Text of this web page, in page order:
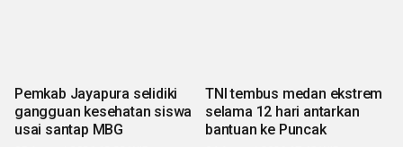
Pemkab Jayapura selidiki
gangguan kesehatan siswa
usai santap MBG
TNI tembus medan ekstrem
selama 12 hari antarkan
bantuan ke Puncak